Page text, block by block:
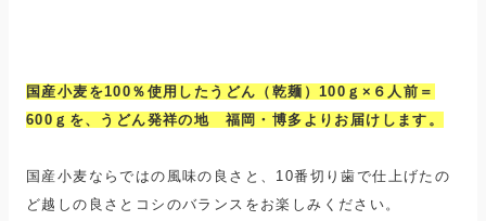
国産小麦を100％使用したうどん（乾麺）100ｇ×６人前＝
600ｇを、うどん発祥の地 福岡・博多よりお届けします。
国産小麦ならではの風味の良さと、10番切り歯で仕上げたの
ど越しの良さとコシのバランスをお楽しみください。